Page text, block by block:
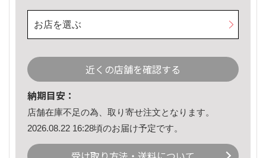
お店を選ぶ
近くの店舗を確認する
納期目安：
店舗在庫不足の為、取り寄せ注文となります。
2026.08.22 16:28頃のお届け予定です。